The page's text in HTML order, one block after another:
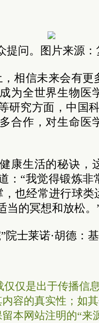
提问。图片来源
相信未来会有
为全世界生物医
研究方面，中国
合作，对生命医
康生活的秘诀，
：“我觉得锻炼
，也经常进行球
当的冥想和放松。
”院士莱诺·胡德：
仅仅是出于传播信
容的真实性；如
本网站注明的“来